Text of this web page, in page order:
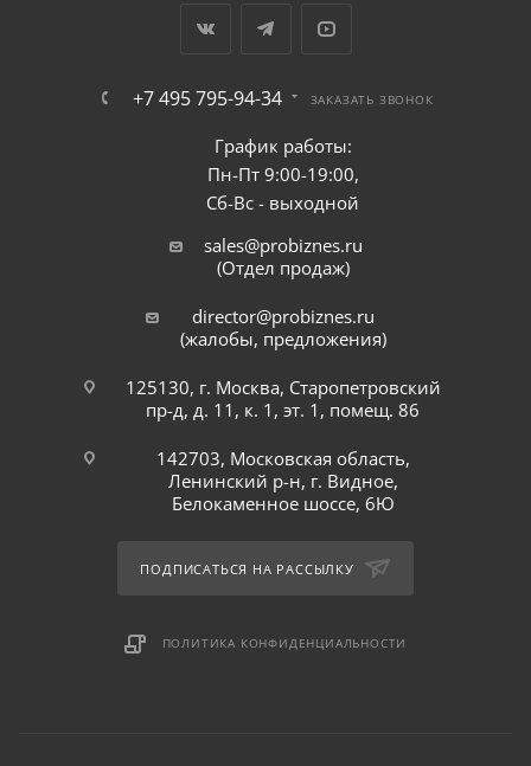
+7 495 795-94-34 ЗАКАЗАТЬ ЗВОНОК
График работы:
Пн-Пт 9:00-19:00,
Сб-Вс - выходной
sales@probiznes.ru
(Отдел продаж)
director@probiznes.ru
(жалобы, предложения)
125130, г. Москва, Старопетровский
пр-д, д. 11, к. 1, эт. 1, помещ. 86
142703, Московская область,
Ленинский р-н, г. Видное,
Белокаменное шоссе, 6Ю
ПОДПИСАТЬСЯ НА РАССЫЛКУ
ПОЛИТИКА КОНФИДЕНЦИАЛЬНОСТИ